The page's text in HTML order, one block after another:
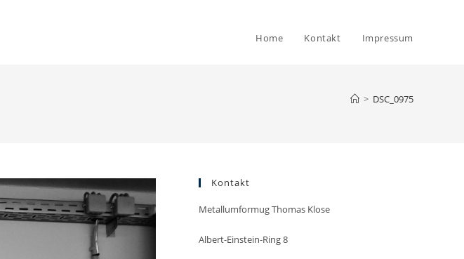
Home Kontakt Impressum
> DSC_0975
Kontakt
Metallumformug Thomas Klose
Albert-Einstein-Ring 8